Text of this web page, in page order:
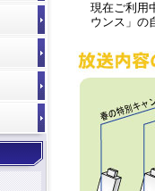
現在ご利用
ウンス」の